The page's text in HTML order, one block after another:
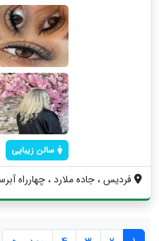
سالن زیبایی
فردیس ، جاده ملارد ، چهارراه